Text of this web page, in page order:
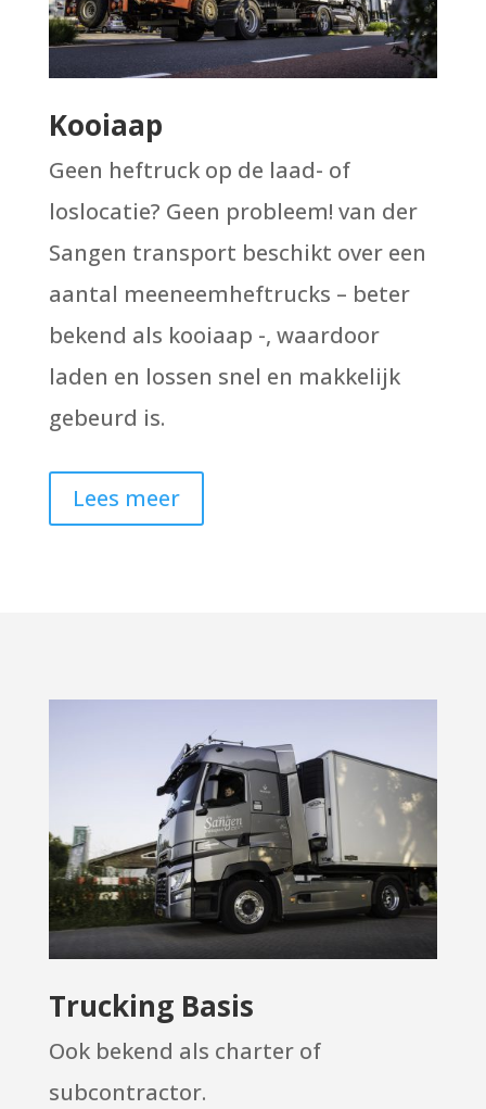
Kooiaap
Geen heftruck op de laad- of
loslocatie? Geen probleem! van der
Sangen transport beschikt over een
aantal meeneemheftrucks – beter
bekend als kooiaap -, waardoor
laden en lossen snel en makkelijk
gebeurd is.
Lees meer
Trucking Basis
Ook bekend als charter of
subcontractor.